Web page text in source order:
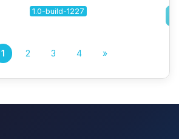
1.0-build-1227
1 2 3 4 »